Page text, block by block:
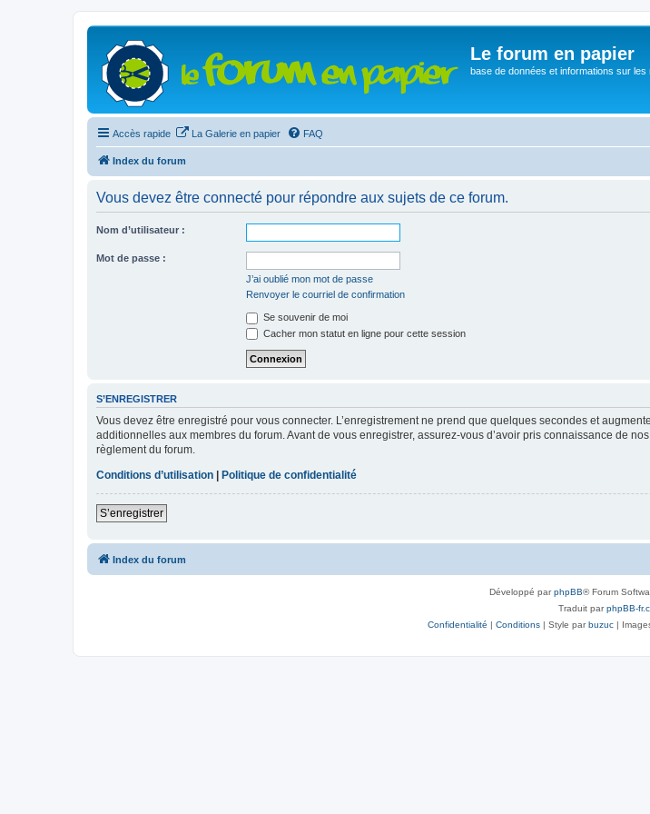
Le forum en papier
base de données et informations sur les
Accès rapide La Galerie en papier FAQ
Index du forum
Vous devez être connecté pour répondre aux sujets de ce forum.
Nom d’utilisateur :
Mot de passe :
J’ai oublié mon mot de passe
Renvoyer le courriel de confirmation
Se souvenir de moi
Cacher mon statut en ligne pour cette session
S’ENREGISTRER
Vous devez être enregistré pour vous connecter. L’enregistrement ne prend que quelques secondes et
additionnelles aux membres du forum. Avant de vous enregistrer, assurez-vous d’avoir pris connaissance de
règlement du forum.
Conditions d’utilisation | Politique de confidentialité
S’enregistrer
Index du forum
Développé parphpBB® Forum
Traduit parphpBB-
Confidentialité | Conditions| Style parbuzuc|